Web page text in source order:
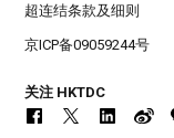
超连结条款及细则
京ICP备09059244号
关注 HKTDC